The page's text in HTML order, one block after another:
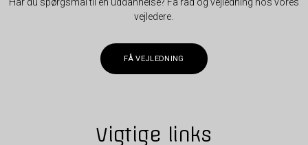
Har du spørgsmål til en uddannelse? Få råd og vejledning hos vores
vejledere.
FÅ VEJLEDNING
Vigtige links